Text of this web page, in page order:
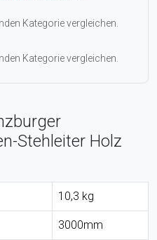
Kategorie vergleichen.
Kategorie vergleichen.
Stehleiter Holz
10,3 kg
3000mm